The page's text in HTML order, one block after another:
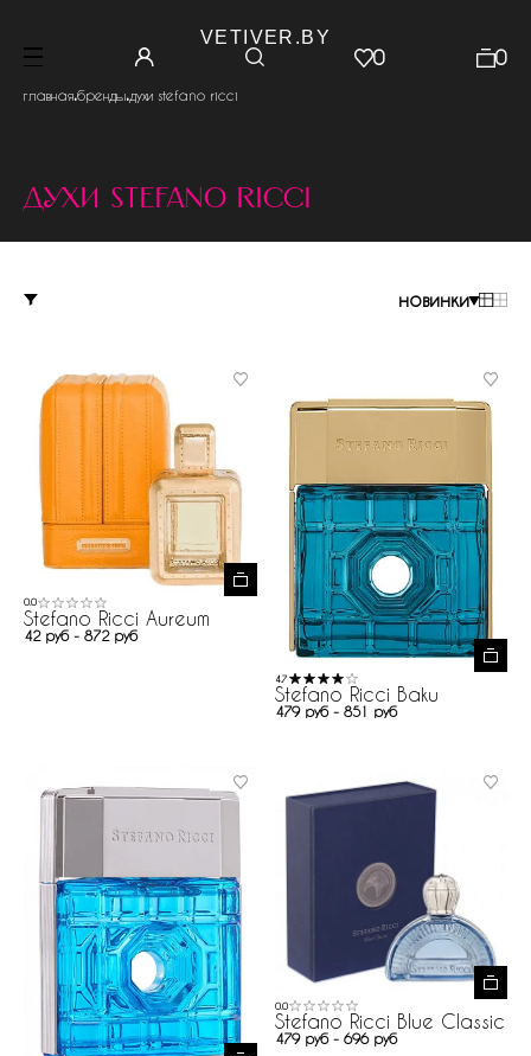
VETIVER.BY
0 0
главная.бренды.духи stefano ricci
духи stefano ricci
новинки
0.0
Stefano Ricci Aureum
42 руб - 872 руб
4.7
Stefano Ricci Baku
479 руб - 851 руб
0.0
Stefano Ricci Blue Classic
479 руб - 696 руб